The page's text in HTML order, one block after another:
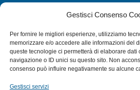
Gestisci Consenso
Per fornire le migliori esperienze, utilizziamo
memorizzare e/o accedere alle informazioni del
queste tecnologie ci permetterà di elaborare dati
navigazione o ID unici su questo sito. Non
consenso può influire negativamente su alcune
Gestisci servizi
CATEGORIE
MULINELLI
CANNE
ACCESSORI NAUTICI